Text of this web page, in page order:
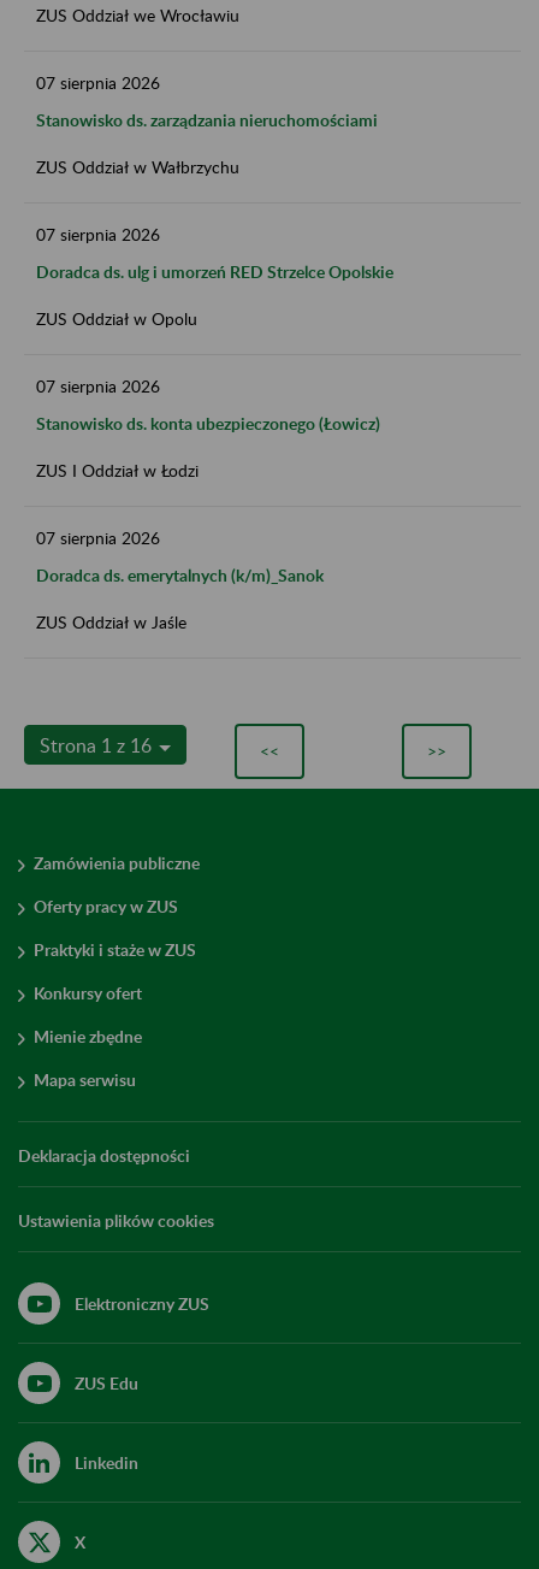
ZUS Oddział we Wrocławiu
07 sierpnia 2026
Stanowisko ds. zarządzania nieruchomościami
ZUS Oddział w Wałbrzychu
07 sierpnia 2026
Doradca ds. ulg i umorzeń RED Strzelce Opolskie
ZUS Oddział w Opolu
07 sierpnia 2026
Stanowisko ds. konta ubezpieczonego (Łowicz)
ZUS I Oddział w Łodzi
07 sierpnia 2026
Doradca ds. emerytalnych (k/m)_Sanok
ZUS Oddział w Jaśle
Strona 1 z 16 << >>
Zamówienia publiczne
Oferty pracy w ZUS
Praktyki i staże w ZUS
Konkursy ofert
Mienie zbędne
Mapa serwisu
Deklaracja dostępności
Ustawienia plików cookies
Elektroniczny ZUS
ZUS Edu
Linkedin
X